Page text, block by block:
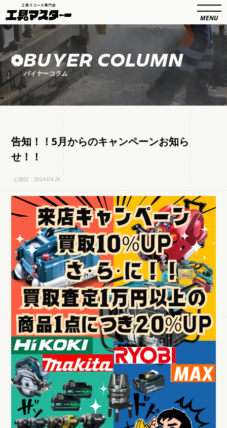
BUYER COLUMN
バイヤーコラム
告知！！5月からのキャンペーンお知ら
せ！！
公開日 : 2024-04-26